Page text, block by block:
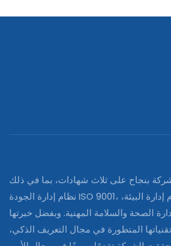
بنجاح على ثلاث شهادات، بما في ذلك
نظام إدارة الجودة ISO 9001، ونظام إدارة البيئة،
الصحة والسلامة المهنية. وبفضل خبرتها
المتطورة في مجال التعريف الذكي،